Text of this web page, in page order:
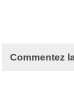
Commentez